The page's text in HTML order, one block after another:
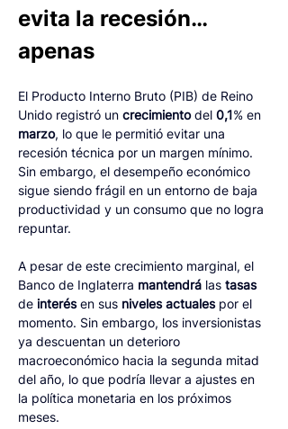
evita la recesión…
apenas
El Producto Interno Bruto (PIB) de Reino
Unido registró un crecimiento del 0,1% en
marzo, lo que le permitió evitar una
recesión técnica por un margen mínimo.
Sin embargo, el desempeño económico
sigue siendo frágil en un entorno de baja
productividad y un consumo que no logra
repuntar.
A pesar de este crecimiento marginal, el
Banco de Inglaterra mantendrá las tasas
de interés en sus niveles actuales por el
momento. Sin embargo, los inversionistas
ya descuentan un deterioro
macroeconómico hacia la segunda mitad
del año, lo que podría llevar a ajustes en
la política monetaria en los próximos
meses.